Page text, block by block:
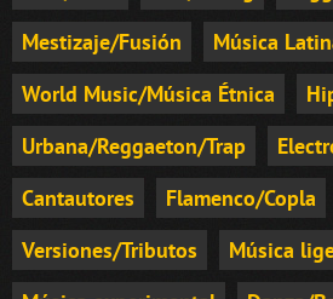
Mestizaje/Fusión
Música
World Music/Música Étnica
Urbana/Reggaeton/Trap
Cantautores
Flamenco/Copla
Versiones/Tributos
Música